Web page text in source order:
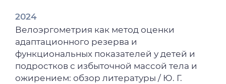
2024
Велоэргометрия как метод оценки
адаптационного резерва и
функциональных показателей у детей и
подростков с избыточной массой тела и
ожирением: обзор литературы / Ю. Г.